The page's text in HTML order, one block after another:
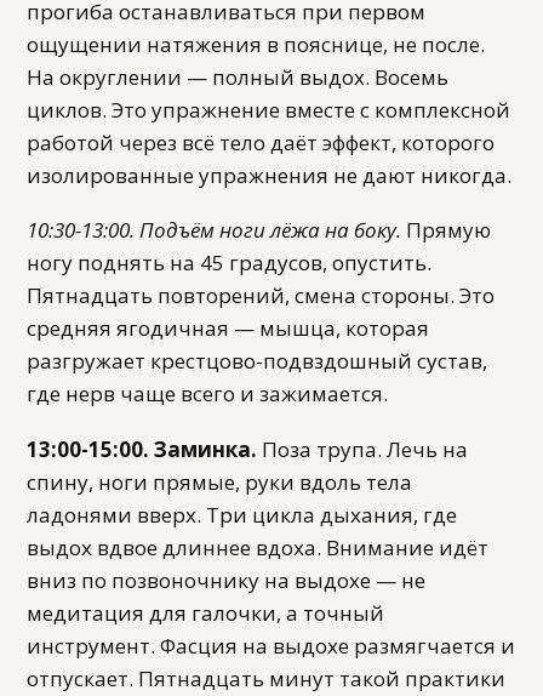
прогиба останавливаться при первом
ощущении натяжения в пояснице, не после.
На округлении — полный выдох. Восемь
циклов. Это упражнение вместе с комплексной
работой через всё тело даёт эффект, которого
изолированные упражнения не дают никогда.
10:30-13:00. Подъём ноги лёжа на боку. Прямую
ногу поднять на 45 градусов, опустить.
Пятнадцать повторений, смена стороны. Это
средняя ягодичная — мышца, которая
разгружает крестцово-подвздошный сустав,
где нерв чаще всего и зажимается.
13:00-15:00. Заминка. Поза трупа. Лечь на
спину, ноги прямые, руки вдоль тела
ладонями вверх. Три цикла дыхания, где
выдох вдвое длиннее вдоха. Внимание идёт
вниз по позвоночнику на выдохе — не
медитация для галочки, а точный
инструмент. Фасция на выдохе размягчается и
отпускает. Пятнадцать минут такой практики